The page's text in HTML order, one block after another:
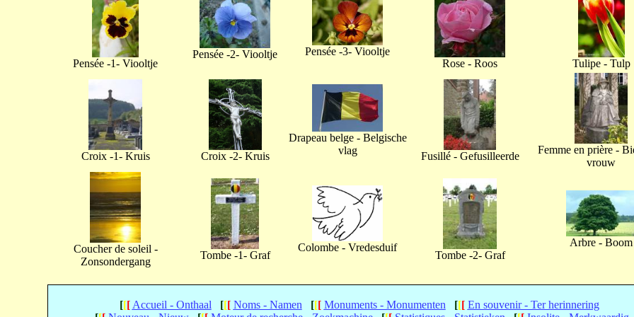
Pensée -1- Viooltje
Pensée -2- Viooltje
Pensée -3- Viooltje
Rose - Roos
Tulipe - Tulp
Croix -1- Kruis Croix -2- Kruis
Drapeau belge - Belgische
vlag
Fusillé - Gefusilleerde
Femme en prière -
vrouw
Coucher de soleil -
Zonsondergang
Tombe -1- Graf
Colombe - Vredesduif
Tombe -2- Graf
Arbre - Boom
[[[ Accueil - Onthaal [[[ Noms - Namen [[[ Monuments - Monumenten [[[ En souvenir - Ter herinnering